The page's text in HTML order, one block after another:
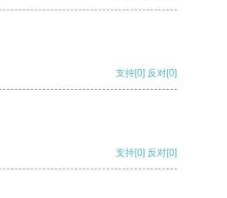
支持[0] 反对[0]
支持[0] 反对[0]